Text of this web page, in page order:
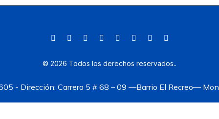
© 2026 Todos los derechos reservados..
- Dirección: Carrera 5 # 68 – 09 —Barrio El Recreo—